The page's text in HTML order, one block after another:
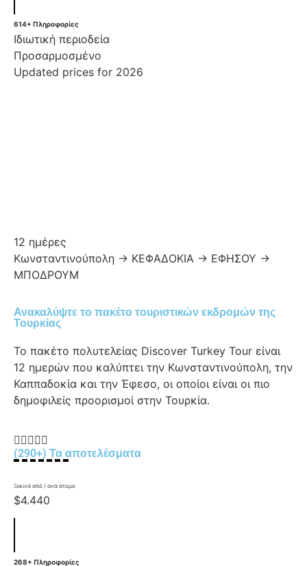
614+ Πληροφορίες
Ιδιωτική περιοδεία
Προσαρμοσμένο
Updated prices for 2026
12 ημέρες
Κωνσταντινούπολη → ΚΕΦΑΔΟΚΙΑ → ΕΦΗΣΟΥ →
ΜΠΟΔΡΟΥΜ
Ανακαλύψτε το πακέτο τουριστικών εκδρομών της
Τουρκίας
Το πακέτο πολυτελείας Discover Turkey Tour είναι
12 ημερών που καλύπτει την Κωνσταντινούπολη, την
Καππαδοκία και την Έφεσο, οι οποίοι είναι οι πιο
δημοφιλείς προορισμοί στην Τουρκία.

(290+) Τα αποτελέσματα
Ξεκινά από / ανά άτομο
$4.440
268+ Πληροφορίες